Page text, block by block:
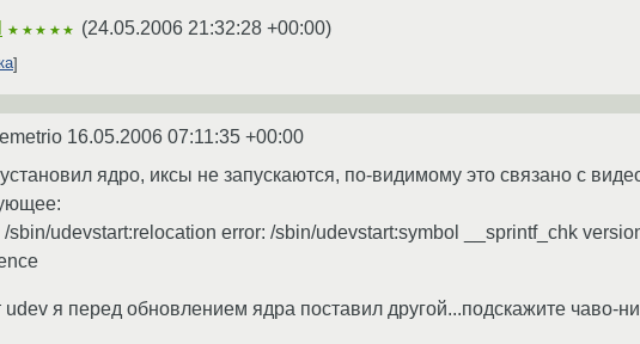
★★★★★ (24.05.2006 21:32:28 +00:00)
16.05.2006 07:11:35 +00:00
ядро, иксы не запускаются, по-видимому это связано с
/sbin/udevstart:relocation error: /sbin/udevstart:symbol __sprintf_chk
udev я перед обновлением ядра поставил другой...подскажите чаво-